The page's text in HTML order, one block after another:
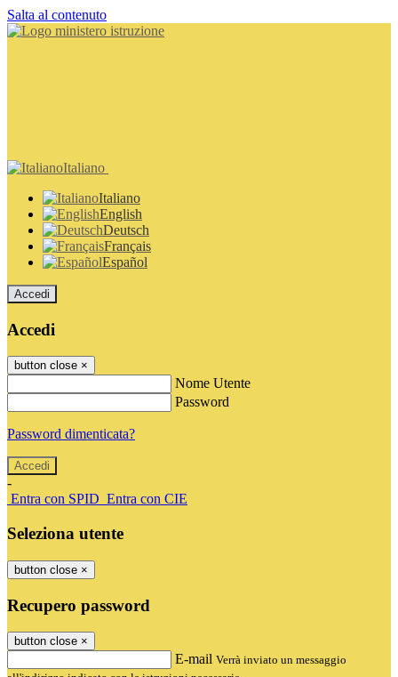
Salta al contenuto
Italiano
Italiano
English
Deutsch
Français
Español
Accedi
Accedi
button close ×
Nome Utente
Password
Password dimenticata?
-
Entra con SPID Entra con CIE
Seleziona utente
button close ×
Recupero password
button close ×
E-mail Verrà inviato un messaggio